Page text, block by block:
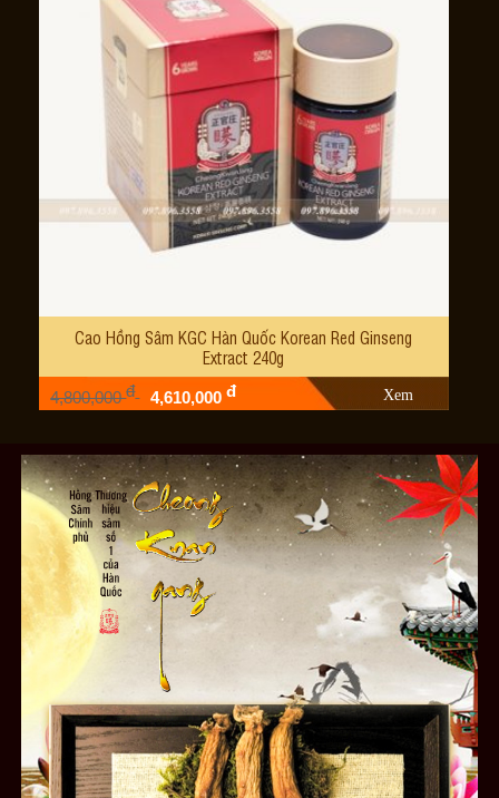
Cao Hồng Sâm KGC Hàn Quốc Korean Red Ginseng
Extract 240g
4,800,000đ 4,610,000đ Xem